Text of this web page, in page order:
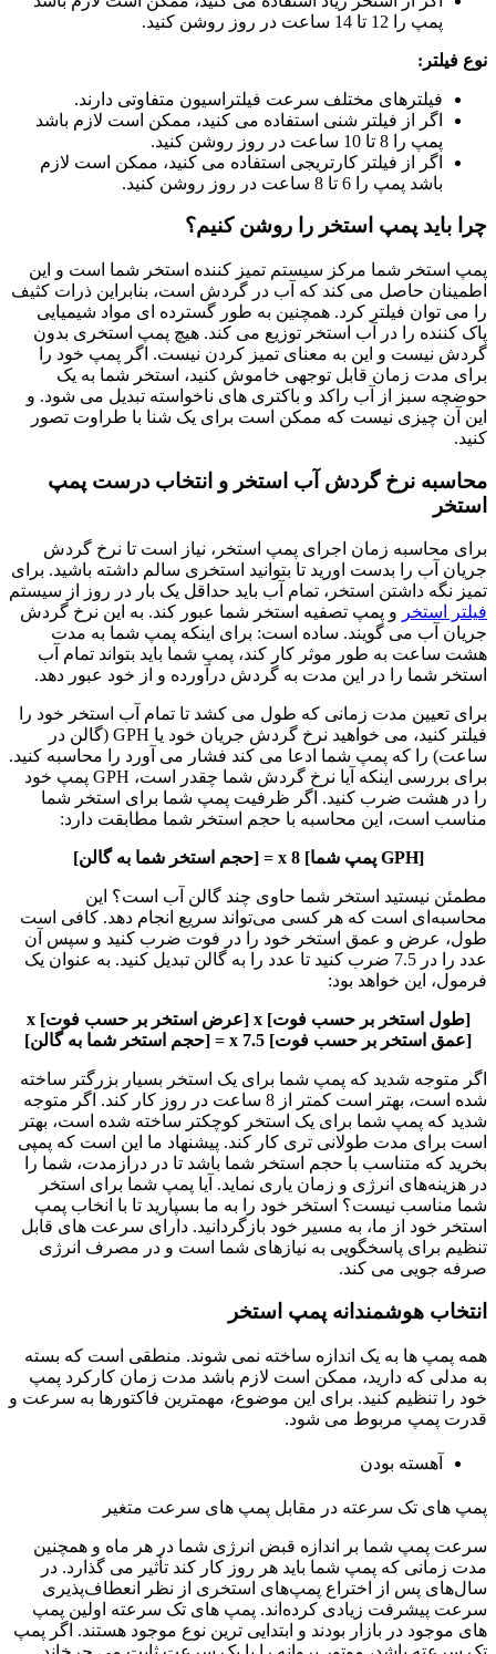
پمپ را 12 تا 14 ساعت در روز روشن کنید.
نوع فیلتر:
فیلترهای مختلف سرعت فیلتراسیون متفاوتی دارند.
اگر از فیلتر شنی استفاده می کنید، ممکن است لازم باشد
پمپ را 8 تا 10 ساعت در روز روشن کنید.
اگر از فیلتر کارتریجی استفاده می کنید، ممکن است لازم
باشد پمپ را 6 تا 8 ساعت در روز روشن کنید.
چرا باید پمپ استخر را روشن کنیم؟
پمپ استخر شما مرکز سیستم تمیز کننده استخر شما است و این
اطمینان حاصل می کند که آب در گردش است، بنابراین ذرات کثیف
را می توان فیلتر کرد. همچنین به طور گسترده ای مواد شیمیایی
پاک کننده را در آب استخر توزیع می کند. هیچ پمپ استخری بدون
گردش نیست و این به معنای تمیز کردن نیست. اگر پمپ خود را
برای مدت زمان قابل توجهی خاموش کنید، استخر شما به یک
حوضچه سبز از آب راکد و باکتری های ناخواسته تبدیل می شود. و
این آن چیزی نیست که ممکن است برای یک شنا با طراوت تصور
کنید.
محاسبه نرخ گردش آب استخر و انتخاب درست پمپ
استخر
برای محاسبه زمان اجرای پمپ استخر، نیاز است تا نرخ گردش
جریان آب را بدست اورید تا بتوانید استخری سالم داشته باشید. برای
تمیز نگه داشتن استخر، تمام آب باید حداقل یک بار در روز از سیستم
فیلتر استخر و پمپ تصفیه استخر شما عبور کند. به این نرخ گردش
جریان آب می گویند. ساده است: برای اینکه پمپ شما به مدت
هشت ساعت به طور موثر کار کند، پمپ شما باید بتواند تمام آب
استخر شما را در این مدت به گردش درآورده و از خود عبور دهد.
برای تعیین مدت زمانی که طول می کشد تا تمام آب استخر خود را
فیلتر کنید، می خواهید نرخ گردش جریان خود یا GPH (گالن در
ساعت) را که پمپ شما ادعا می کند فشار می آورد را محاسبه کنید.
برای بررسی اینکه آیا نرخ گردش شما چقدر است، GPH پمپ خود
را در هشت ضرب کنید. اگر ظرفیت پمپ شما برای استخر شما
مناسب است، این محاسبه با حجم استخر شما مطابقت دارد:
[GPH پمپ شما] x 8 = [حجم استخر شما به گالن]
مطمئن نیستید استخر شما حاوی چند گالن آب است؟ این
محاسبه‌ای است که هر کسی می‌تواند سریع انجام دهد. کافی است
طول، عرض و عمق استخر خود را در فوت ضرب کنید و سپس آن
عدد را در 7.5 ضرب کنید تا عدد را به گالن تبدیل کنید. به عنوان یک
فرمول، این خواهد بود:
[طول استخر بر حسب فوت] x [عرض استخر بر حسب فوت] x
[عمق استخر بر حسب فوت] x 7.5 = [حجم استخر شما به گالن]
اگر متوجه شدید که پمپ شما برای یک استخر بسیار بزرگتر ساخته
شده است، بهتر است کمتر از 8 ساعت در روز کار کند. اگر متوجه
شدید که پمپ شما برای یک استخر کوچکتر ساخته شده است، بهتر
است برای مدت طولانی تری کار کند. پیشنهاد ما این است که پمپی
بخرید که متناسب با حجم استخر شما باشد تا در درازمدت، شما را
در هزینه‌های انرژی و زمان یاری نماید. آیا پمپ شما برای استخر
شما مناسب نیست؟ استخر خود را به ما بسپارید تا با انخاب پمپ
استخر خود از ما، به مسیر خود بازگردانید. دارای سرعت های قابل
تنظیم برای پاسخگویی به نیازهای شما است و در مصرف انرژی
صرفه جویی می کند.
انتخاب هوشمندانه پمپ استخر
همه پمپ ها به یک اندازه ساخته نمی شوند. منطقی است که بسته
به مدلی که دارید، ممکن است لازم باشد مدت زمان کارکرد پمپ
خود را تنظیم کنید. برای این موضوع، مهمترین فاکتورها به سرعت و
قدرت پمپ مربوط می شود.
آهسته بودن
پمپ های تک سرعته در مقابل پمپ های سرعت متغیر
سرعت پمپ شما بر اندازه قبض انرژی شما در هر ماه و همچنین
مدت زمانی که پمپ شما باید هر روز کار کند تأثیر می گذارد. در
سال‌های پس از اختراع پمپ‌های استخری از نظر انعطاف‌پذیری
سرعت پیشرفت زیادی کرده‌اند. پمپ های تک سرعته اولین پمپ
های موجود در بازار بودند و ابتدایی ترین نوع موجود هستند. اگر پمپ